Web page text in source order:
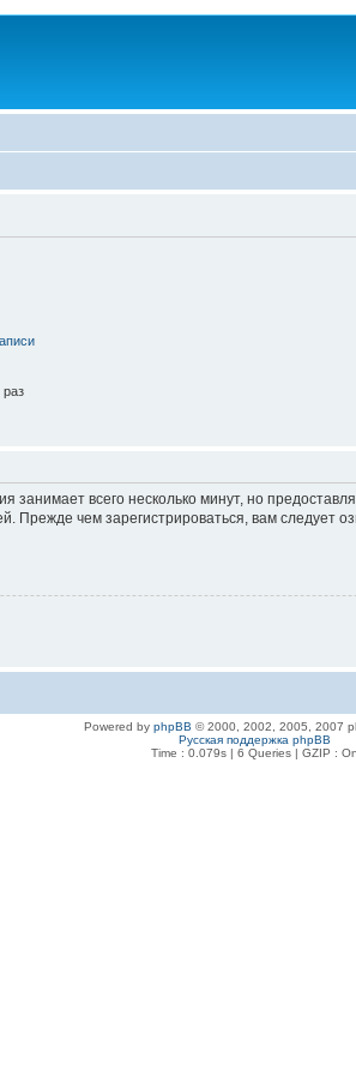
всего несколько минут, но
Прежде чем зарегистрироваться, вам
Powered by phpBB © 2000, 2002, 2005, 2007
Русская поддержка phpBB
Time : 0.079s | 6 Queries | GZIP : On